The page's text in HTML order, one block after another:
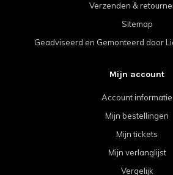
Verzenden &
Sitemap
Geadviseerd en Gemonteerd door
Mijn account
Account informatie
Mijn bestellingen
Mijn tickets
Mijn verlanglijst
Vergelijk